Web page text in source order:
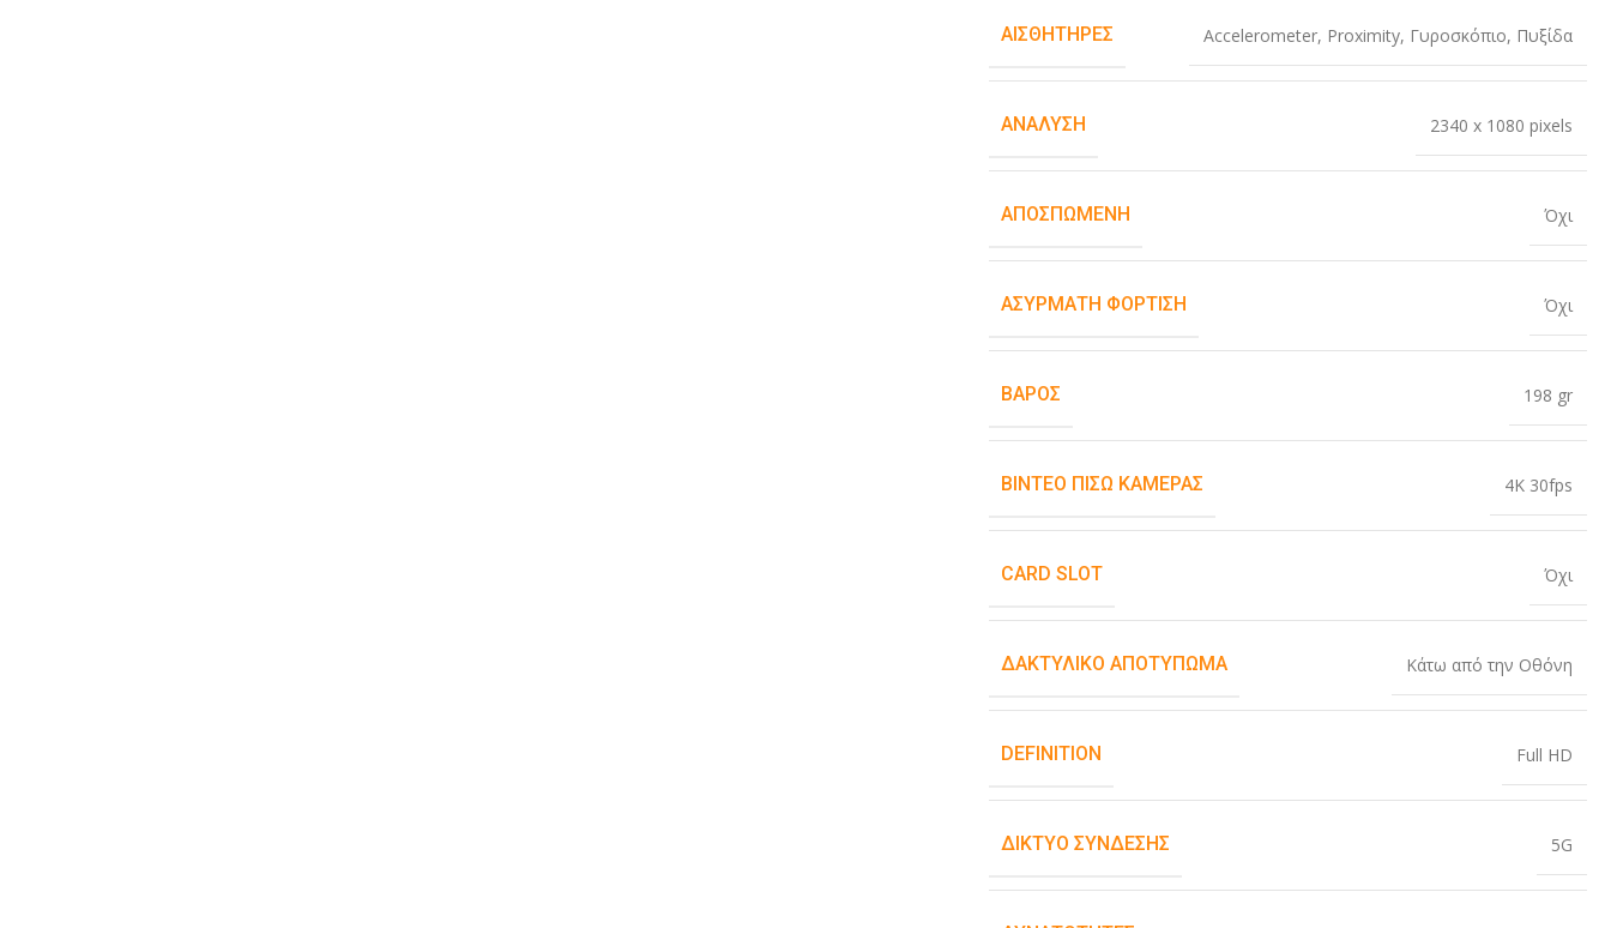
ΑΙΣΘΗΤΉΡΕΣ Accelerometer, Proximity, Γυροσκόπιο, Πυξίδα
ΑΝΆΛΥΣΗ 2340 x 1080 pixels
ΑΠΟΣΠΏΜΕΝΗ Όχι
ΑΣΎΡΜΑΤΗ ΦΌΡΤΙΣΗ Όχι
ΒΆΡΟΣ 198 gr
ΒΊΝΤΕΟ ΠΊΣΩ ΚΆΜΕΡΑΣ 4K 30fps
CARD SLOT Όχι
ΔΑΚΤΥΛΙΚΌ ΑΠΟΤΎΠΩΜΑ Κάτω από την Οθόνη
DEFINITION Full HD
ΔΊΚΤΥΟ ΣΎΝΔΕΣΗΣ 5G